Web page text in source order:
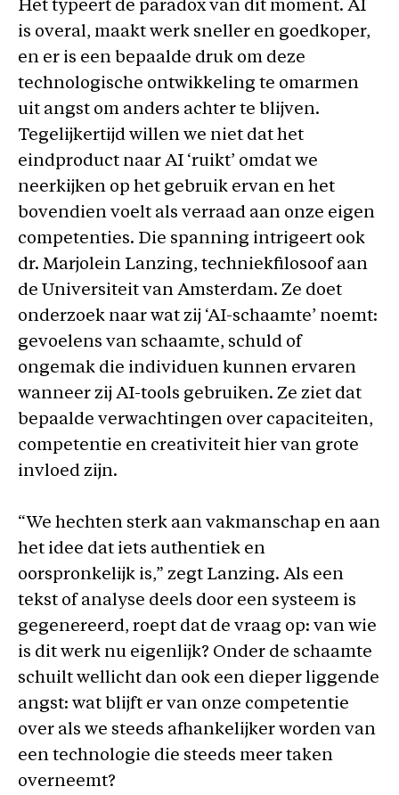
Het typeert de paradox van dit moment. AI
is overal, maakt werk sneller en goedkoper,
en er is een bepaalde druk om deze
technologische ontwikkeling te omarmen
uit angst om anders achter te blijven.
Tegelijkertijd willen we niet dat het
eindproduct naar AI ‘ruikt’ omdat we
neerkijken op het gebruik ervan en het
bovendien voelt als verraad aan onze eigen
competenties. Die spanning intrigeert ook
dr. Marjolein Lanzing, techniekfilosoof aan
de Universiteit van Amsterdam. Ze doet
onderzoek naar wat zij ‘AI-schaamte’ noemt:
gevoelens van schaamte, schuld of
ongemak die individuen kunnen ervaren
wanneer zij AI-tools gebruiken. Ze ziet dat
bepaalde verwachtingen over capaciteiten,
competentie en creativiteit hier van grote
invloed zijn.
“We hechten sterk aan vakmanschap en aan
het idee dat iets authentiek en
oorspronkelijk is,” zegt Lanzing. Als een
tekst of analyse deels door een systeem is
gegenereerd, roept dat de vraag op: van wie
is dit werk nu eigenlijk? Onder de schaamte
schuilt wellicht dan ook een dieper liggende
angst: wat blijft er van onze competentie
over als we steeds afhankelijker worden van
een technologie die steeds meer taken
overneemt?